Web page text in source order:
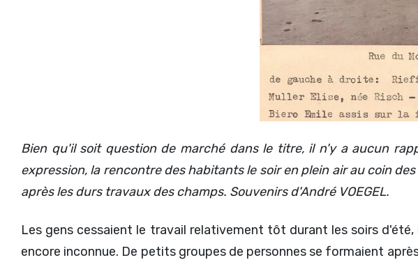
Bien qu'il soit question de marché dans le titre, il n'y a aucun
expression, la rencontre des habitants le soir en plein air au coin
après les durs travaux des champs. Souvenirs d'André VOEGEL.
Les gens cessaient le travail relativement tôt durant les soirs
encore inconnue. De petits groupes de personnes se formaient